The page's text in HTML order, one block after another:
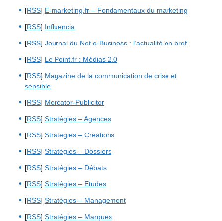
[RSS] E-marketing.fr – Fondamentaux du marketing
[RSS] Influencia
[RSS] Journal du Net e-Business : l’actualité en bref
[RSS] Le Point.fr : Médias 2.0
[RSS] Magazine de la communication de crise et
sensible
[RSS] Mercator-Publicitor
[RSS] Stratégies – Agences
[RSS] Stratégies – Créations
[RSS] Stratégies – Dossiers
[RSS] Stratégies – Débats
[RSS] Stratégies – Etudes
[RSS] Stratégies – Management
[RSS] Stratégies – Marques